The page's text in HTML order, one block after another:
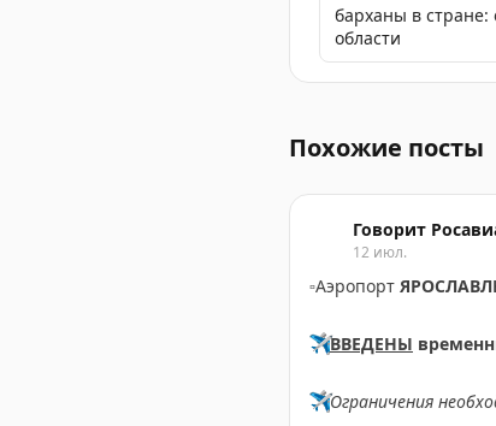
барханы в стране:
области
Похожие посты
Говорит
12 июл.
▫️Аэропорт
✈️ВВЕДЕНЫ
✈️Ограничения